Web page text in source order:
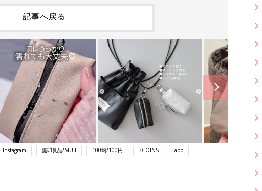
記事へ戻る
Instagram 無印良品/MUJI 100均/100円 3COINS app